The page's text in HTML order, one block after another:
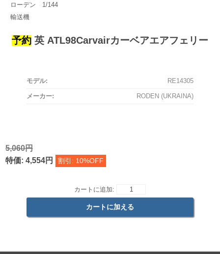
ローデン 1/144
輸送機
予約 英 ATL98Carvairカーベアエアフェリー
モデル: RE14305
メーカー: RODEN (UKRAINA)
5,060円
特価: 4,554円
割引: 10%OFF
カートに追加: